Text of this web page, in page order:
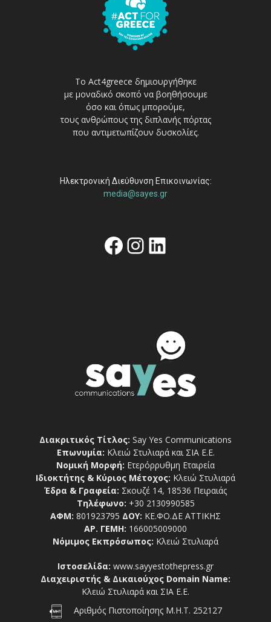
Το Act4greece δημιουργήθηκε
με μοναδικό σκοπό να βοηθήσουμε
όσο και όπως μπορούμε,
τους ανθρώπους της διπλανής πόρτας
που αντιμετωπίζουν δυσκολίες.
Ηλεκτρονική Διεύθυνση Επικοινωνίας:
media@sayes.gr
Facebook
Instagram
Linkedin
Διακριτικός Τίτλος: Say Yes Communications
Επωνυμία: Κλειώ Στυλιαρά και ΣΙΑ Ε.Ε.
Νομική Μορφή: Ετερόρρυθμη Εταιρεία
Ιδιοκτήτης & Κύριος Μέτοχος: Κλειώ Στυλιαρά
Έδρα & Γραφεία: Σκουζέ 14, 18536 Πειραιάς
Τηλέφωνο: +30 2130990585
ΑΦΜ: 801923795 ΔΟΥ: ΚΕ.ΦΟ.ΔΕ ΑΤΤΙΚΗΣ
ΑΡ. ΓΕΜΗ: 166005009000
Νόμιμος Εκπρόσωπος: Κλειώ Στυλιαρά
Ιστοσελίδα: www.sayyestothepress.gr
Διαχειριστής & Δικαιούχος Domain Name:
Κλειώ Στυλιαρά και ΣΙΑ Ε.Ε.
Αριθμός Πιστοποίησης Μ.Η.Τ. 252127